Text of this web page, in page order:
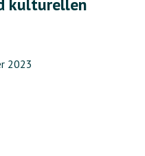
kulturellen
2023